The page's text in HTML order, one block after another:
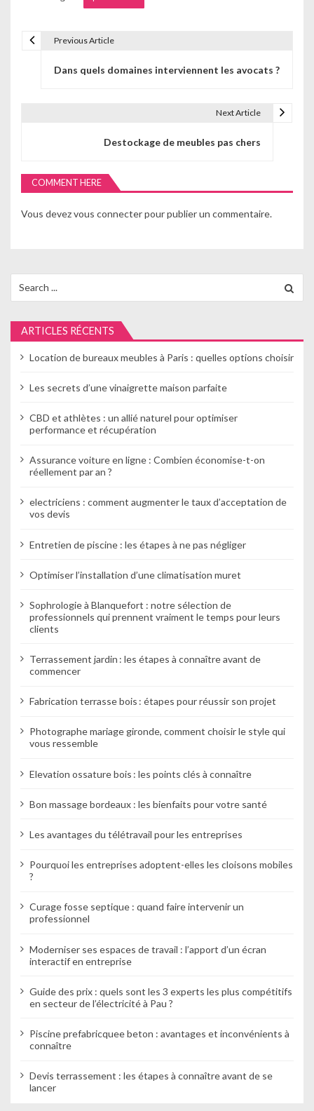
a
n
d
e
l
’
t
c
Previous Article
Dans quels domaines interviennent les avocats ?
Next Article
Destockage de meubles pas chers
COMMENT HERE
Vous devezvous connecterpour publier un commentaire.
for:
ARTICLES RÉCENTS
Location de bureaux meubles à Paris : quelles options choisir
Les secrets d’une vinaigrette maison parfaite
CBD et athlètes : un allié naturel pour optimiser
performance et récupération
Assurance voiture en ligne : Combien économise-t-on
réellement par an ?
electriciens : comment augmenter le taux d’acceptation de
vos devis
Entretien de piscine : les étapes à ne pas négliger
Optimiser l’installation d’une climatisation muret
Sophrologie à Blanquefort : notre sélection de
professionnels qui prennent vraiment le temps pour leurs
clients
Terrassement jardin : les étapes à connaître avant de
commencer
Fabrication terrasse bois : étapes pour réussir son projet
Photographe mariage gironde, comment choisir le style qui
vous ressemble
Elevation ossature bois : les points clés à connaître
Bon massage bordeaux : les bienfaits pour votre santé
Les avantages du télétravail pour les entreprises
Pourquoi les entreprises adoptent-elles les cloisons mobiles
?
Curage fosse septique : quand faire intervenir un
professionnel
Moderniser ses espaces de travail : l’apport d’un écran
interactif en entreprise
Guide des prix : quels sont les 3 experts les plus compétitifs
en secteur de l’électricité à Pau ?
Piscine prefabricquee beton : avantages et inconvénients à
connaître
Devis terrassement : les étapes à connaître avant de se
lancer